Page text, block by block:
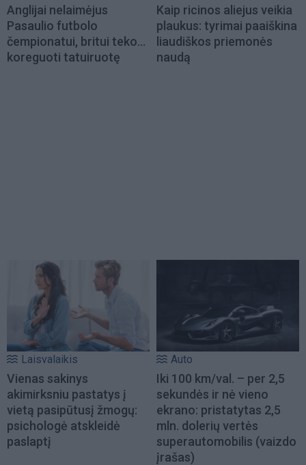
Anglijai nelaimėjus
Pasaulio futbolo
čempionatui, britui teko...
koreguoti tatuiruotę
Kaip ricinos aliejus veikia
plaukus: tyrimai paaiškina
liaudiškos priemonės
naudą
Laisvalaikis
Vienas sakinys
akimirksniu pastatys į
vietą pasipūtusį žmogų:
psichologė atskleidė
paslaptį
Auto
Iki 100 km/val. – per 2,5
sekundės ir nė vieno
ekrano: pristatytas 2,5
mln. dolerių vertės
superautomobilis (vaizdo
įrašas)